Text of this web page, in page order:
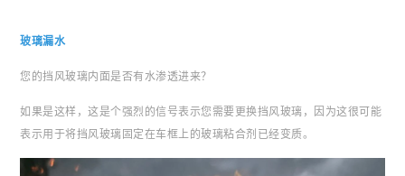
玻璃漏水
您的挡风玻璃内面是否有水渗透进来？
如果是这样，这是个强烈的信号表示您需要更换挡风玻璃，因为这很可能
表示用于将挡风玻璃固定在车框上的玻璃粘合剂已经变质。